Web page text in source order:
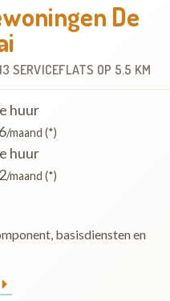
De
SERVICEFLATS OP 5.5 KM
huur
/maand (*)
huur
/maand (*)
basisdiensten en